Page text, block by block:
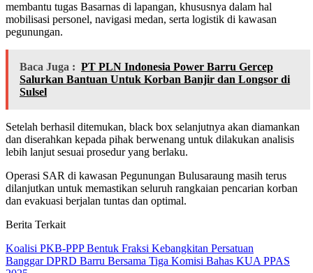
membantu tugas Basarnas di lapangan, khususnya dalam hal
mobilisasi personel, navigasi medan, serta logistik di kawasan
pegunungan.
Baca Juga : PT PLN Indonesia Power Barru Gercep
Salurkan Bantuan Untuk Korban Banjir dan Longsor di
Sulsel
Setelah berhasil ditemukan, black box selanjutnya akan diamankan
dan diserahkan kepada pihak berwenang untuk dilakukan analisis
lebih lanjut sesuai prosedur yang berlaku.
Operasi SAR di kawasan Pegunungan Bulusaraung masih terus
dilanjutkan untuk memastikan seluruh rangkaian pencarian korban
dan evakuasi berjalan tuntas dan optimal.
Berita Terkait
Koalisi PKB-PPP Bentuk Fraksi Kebangkitan Persatuan
Banggar DPRD Barru Bersama Tiga Komisi Bahas KUA PPAS